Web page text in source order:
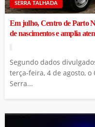
SERRA TALHADA
Em julho, Centro de Parto
de nascimentos e amplia
Segundo dados
terça-feira, 4 de agosto, o
Serra...